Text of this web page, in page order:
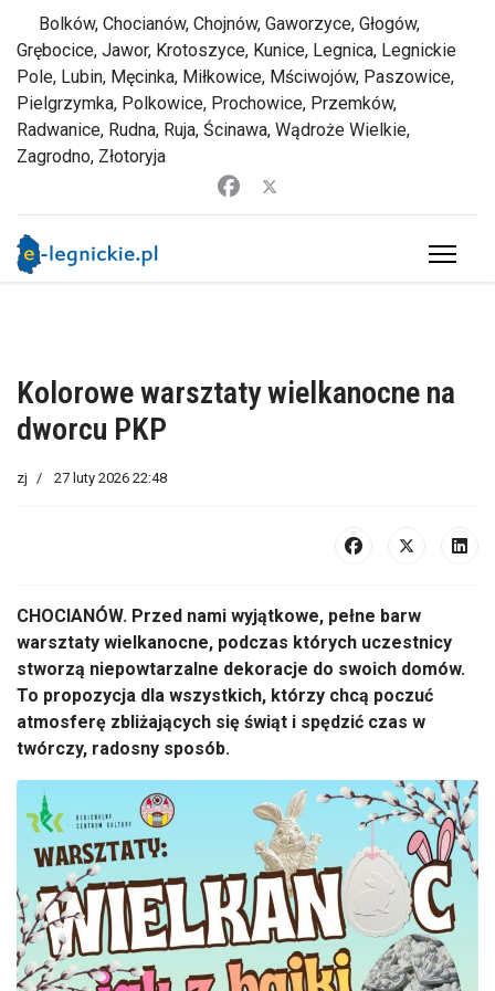
Bolków, Chocianów, Chojnów, Gaworzyce, Głogów,
Grębocice, Jawor, Krotoszyce, Kunice, Legnica, Legnickie
Pole, Lubin, Męcinka, Miłkowice, Mściwojów, Paszowice,
Pielgrzymka, Polkowice, Prochowice, Przemków,
Radwanice, Rudna, Ruja, Ścinawa, Wądroże Wielkie,
Zagrodno, Złotoryja
Kolorowe warsztaty wielkanocne na
dworcu PKP
zj 27 luty 2026 22:48
CHOCIANÓW. Przed nami wyjątkowe, pełne barw
warsztaty wielkanocne, podczas których uczestnicy
stworzą niepowtarzalne dekoracje do swoich domów.
To propozycja dla wszystkich, którzy chcą poczuć
atmosferę zbliżających się świąt i spędzić czas w
twórczy, radosny sposób.